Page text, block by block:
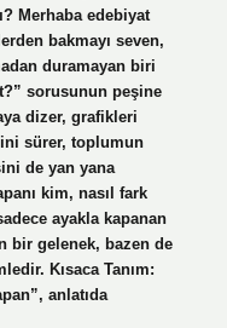
Merhaba edebiyat
bakmayı seven,
duramayan biri
sorusunun peşine
dizer, grafikleri
sürer, toplumun
de yan yana
kim, nasıl fark
ayakla kapanan
bir gelenek, bazen de
Kısaca Tanım:
anlatıda